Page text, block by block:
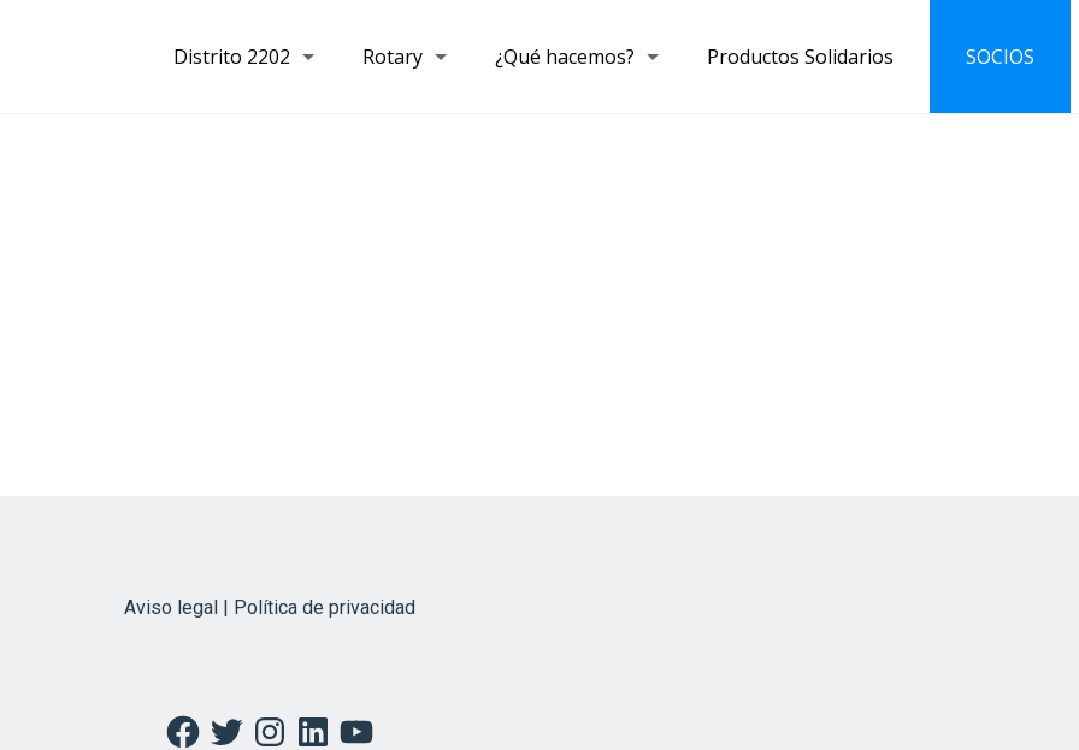
Distrito 2202 Rotary ¿Qué hacemos? Productos Solidarios SOCIOS
Aviso legal | Política de privacidad
Facebook
TwitterInstagramLinkedInYouTube